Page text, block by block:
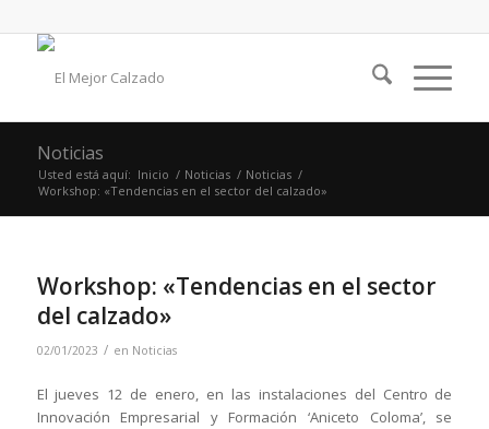
Noticias
Usted está aquí: Inicio / Noticias / Noticias /
Workshop: «Tendencias en el sector del calzado»
Workshop: «Tendencias en el sector
del calzado»
02/01/2023 / en Noticias
El jueves 12 de enero, en las instalaciones del Centro de
Innovación Empresarial y Formación ‘Aniceto Coloma’, se